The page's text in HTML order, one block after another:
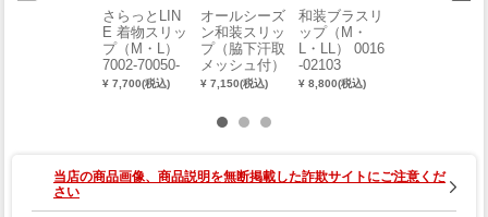
さらっとLIN
E 着物スリッ
プ（M・L）
7002-70050-
W
¥ 7,700(税込)
オールシーズ
ン和装スリッ
プ（脇下汗取
メッシュ付）
（S・M・L）
¥ 7,150(税込)
和装ブラスリ
ップ（M・
L・LL） 0016
-02103
¥ 8,800(税込)
当店の商品画像、商品説明を無断掲載した詐欺サイトにご注意くだ
さい